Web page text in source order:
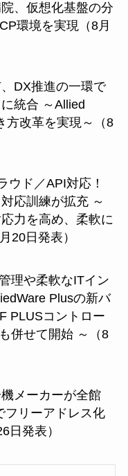
、仮想化基盤の分
環境を実現（8月
DX推進の一環で
統合 ～Allied
方改革を実現～（8
ウド／API対応！
応訓練が拡充 ～
力を高め、柔軟に
20日発表）
理や柔軟なITイン
Plusの新バ
PLUSコントロー
併せて開始 ～（8
メーカーが全館
フリーアドレス化
日発表）